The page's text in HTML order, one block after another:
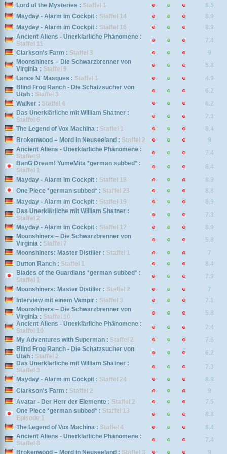
Lord of the Mysteries : Staffel 1
8.5
Mayday - Alarm im Cockpit : Staffel 14
8.9
Mayday - Alarm im Cockpit : Staffel 16
8.9
Ancient Aliens - Unerklärliche Phänomene :
Staffel 11
7.4
Clarkson's Farm : Staffel 3
9
Moonshiners – Die Schwarzbrenner von
Virginia : Staffel 9
5.8
Lance N' Masques : Staffel 1
4.9
Blind Frog Ranch - Die Schatzsucher von
Utah : Staffel 3
6.2
Walker : Staffel 4
6.2
Das Unerklärliche mit William Shatner :
Staffel 6
7.3
The Legend of Vox Machina : Staffel 1
8.4
Brokenwood – Mord in Neuseeland : Staffel 2
9
Ancient Aliens - Unerklärliche Phänomene :
Staffel 9
7.4
BanG Dream! YumeMita *german subbed* :
Staffel 1
8.4
Mayday - Alarm im Cockpit : Staffel 18
8.9
One Piece *german subbed* : Staffel 23
8.8
Mayday - Alarm im Cockpit : Staffel 19
8.9
Das Unerklärliche mit William Shatner :
Staffel 2
7.3
Mayday - Alarm im Cockpit : Staffel 17
8.9
Moonshiners – Die Schwarzbrenner von
Virginia : Staffel 7
5.8
Moonshiners: Master Distiller : Staffel 1
7
Dutton Ranch : Staffel 1
8.4
Blades of the Guardians *german subbed* :
Staffel 1
7.9
Moonshiners: Master Distiller : Staffel 2
7
Interview mit einem Vampir : Staffel 3
7.1
Moonshiners – Die Schwarzbrenner von
Virginia : Staffel 10
5.8
Ancient Aliens - Unerklärliche Phänomene :
Staffel 10
7.4
My Adventures with Superman : Staffel 2
7.6
Blind Frog Ranch - Die Schatzsucher von
Utah : Staffel 2
6.2
Das Unerklärliche mit William Shatner :
Staffel 3
7.3
Mayday - Alarm im Cockpit : Staffel 24
8.9
Clarkson's Farm : Staffel 2
9
Avatar - Der Herr der Elemente : Staffel 2
7.5
One Piece *german subbed* : Staffel 13
Episode 1
8.8
The Legend of Vox Machina : Staffel 4
8.4
Ancient Aliens - Unerklärliche Phänomene :
Staffel 8
7.4
Brokenwood – Mord in Neuseeland : Staffel 3
9